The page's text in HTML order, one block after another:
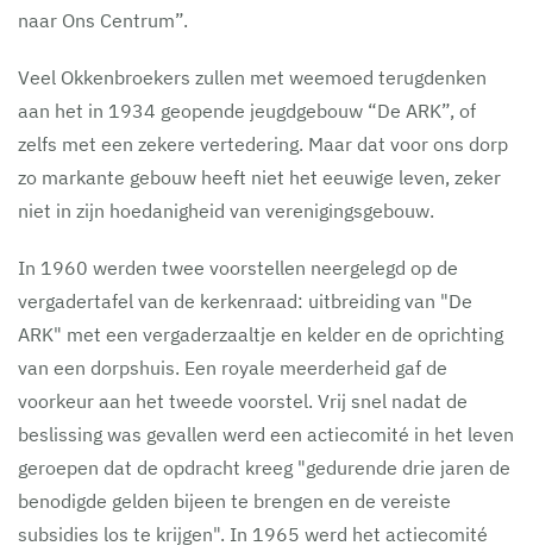
naar Ons Centrum”.
Veel Okkenbroekers zullen met weemoed terugdenken
aan het in 1934 geopende jeugdgebouw “De ARK”, of
zelfs met een zekere vertedering. Maar dat voor ons dorp
zo markante gebouw heeft niet het eeuwige leven, zeker
niet in zijn hoedanigheid van verenigingsgebouw.
In 1960 werden twee voorstellen neergelegd op de
vergadertafel van de kerkenraad: uitbreiding van "De
ARK" met een vergaderzaaltje en kelder en de oprichting
van een dorpshuis. Een royale meerderheid gaf de
voorkeur aan het tweede voorstel. Vrij snel nadat de
beslissing was gevallen werd een actiecomité in het leven
geroepen dat de opdracht kreeg "gedurende drie jaren de
benodigde gelden bijeen te brengen en de vereiste
subsidies los te krijgen". In 1965 werd het actiecomité